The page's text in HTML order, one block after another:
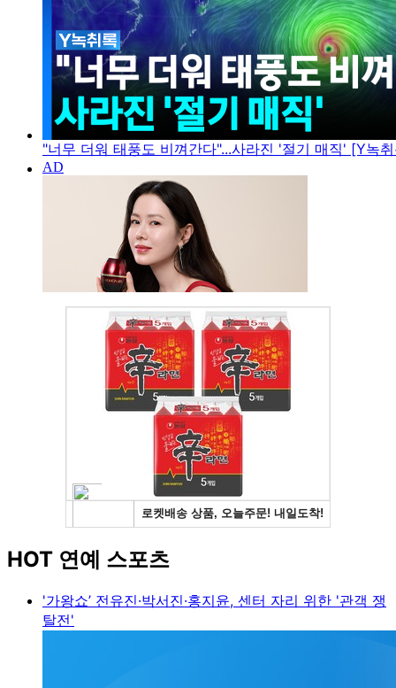
"너무 더워 태풍도 비껴간다"...사라진 '절기 매직' [Y녹
HOT 연예 스포츠
'가왕쇼’ 전유진·박서진·홍지윤, 센터 자리 위한 '관객 쟁
탈전'